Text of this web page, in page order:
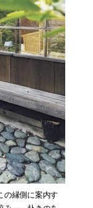
の縁側に案内す